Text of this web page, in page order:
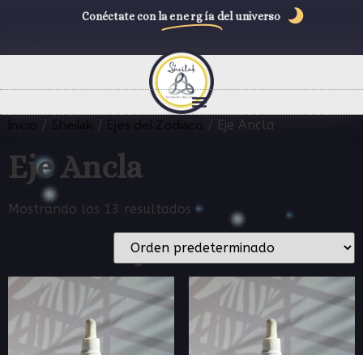
Conéctate con la energía del universo
Inicio / Sheilak / Ejes del Zodiaco / Eje Ancla
Eje Ancla
Mostrando los 13 resultados